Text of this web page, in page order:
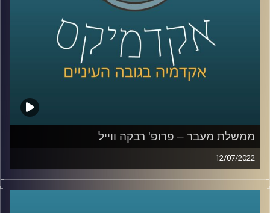
לשיחה עם ד"ר הלה אקסלרד על תעסוקת חרדים –
לשיחה עם ד"ר הלה אקסלרד על תעסוקת מבוגרים –
קרדיט תמונות:AudioVersity
ממשלת מעבר – פרופ' רבקה ווייל
12/07/2022
לאחר קצת יותר משנה הכנסת הצביעה על התפזרותה ובכך
נכנסנו לתקופת מעבר עד השבעת הכנסת הבאה. מה